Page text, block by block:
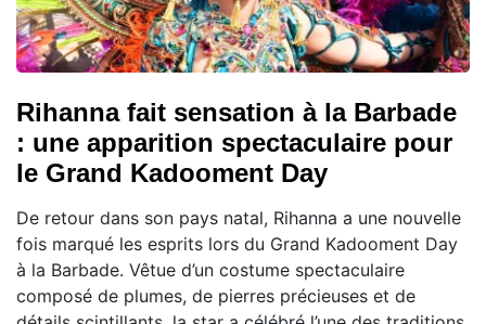
Rihanna fait sensation à la Barbade
: une apparition spectaculaire pour
le Grand Kadooment Day
De retour dans son pays natal, Rihanna a une nouvelle
fois marqué les esprits lors du Grand Kadooment Day
à la Barbade. Vêtue d’un costume spectaculaire
composé de plumes, de pierres précieuses et de